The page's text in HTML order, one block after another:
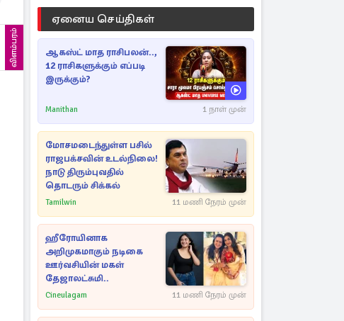
விளம்பரம்
ஏனைய செய்திகள்
ஆகஸ்ட் மாத ராசிபலன்..,
12 ராசிகளுக்கும் எப்படி
இருக்கும்?
Manithan 1 நாள் முன்
மோசமடைந்துள்ள பசில்
ராஜபக்சவின் உடல்நிலை!
நாடு திரும்புவதில்
தொடரும் சிக்கல்
Tamilwin 11 மணி நேரம் முன்
ஹீரோயினாக
அறிமுகமாகும் நடிகை
ஊர்வசியின் மகள்
தேஜாலட்சுமி..
Cineulagam 11 மணி நேரம் முன்